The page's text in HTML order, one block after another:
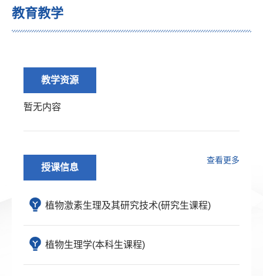
教育教学
教学资源
暂无内容
授课信息
查看更多
植物激素生理及其研究技术(研究生课程)
植物生理学(本科生课程)